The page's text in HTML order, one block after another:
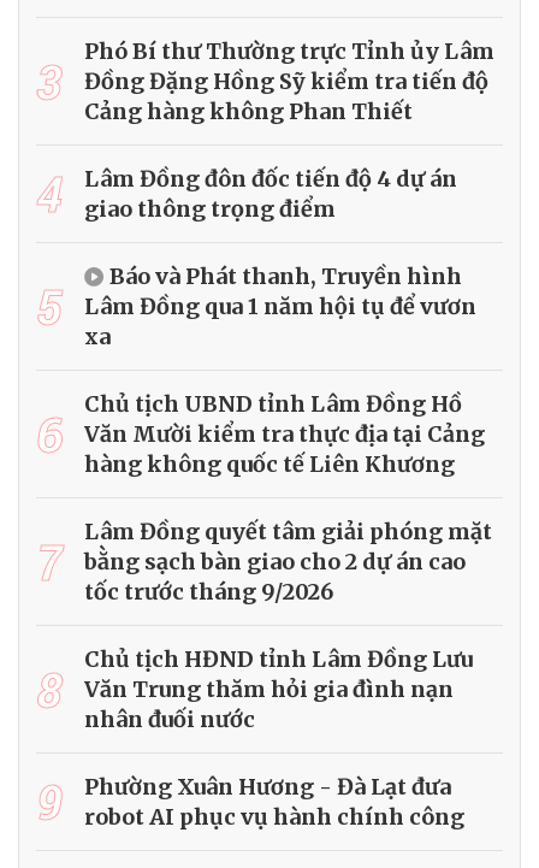
3
Phó Bí thư Thường trực Tỉnh ủy Lâm
Đồng Đặng Hồng Sỹ kiểm tra tiến độ
Cảng hàng không Phan Thiết
4
Lâm Đồng đôn đốc tiến độ 4 dự án
giao thông trọng điểm
5
Báo và Phát thanh, Truyền hình
Lâm Đồng qua 1 năm hội tụ để vươn
xa
6
Chủ tịch UBND tỉnh Lâm Đồng Hồ
Văn Mười kiểm tra thực địa tại Cảng
hàng không quốc tế Liên Khương
7
Lâm Đồng quyết tâm giải phóng mặt
bằng sạch bàn giao cho 2 dự án cao
tốc trước tháng 9/2026
8
Chủ tịch HĐND tỉnh Lâm Đồng Lưu
Văn Trung thăm hỏi gia đình nạn
nhân đuối nước
9
Phường Xuân Hương - Đà Lạt đưa
robot AI phục vụ hành chính công